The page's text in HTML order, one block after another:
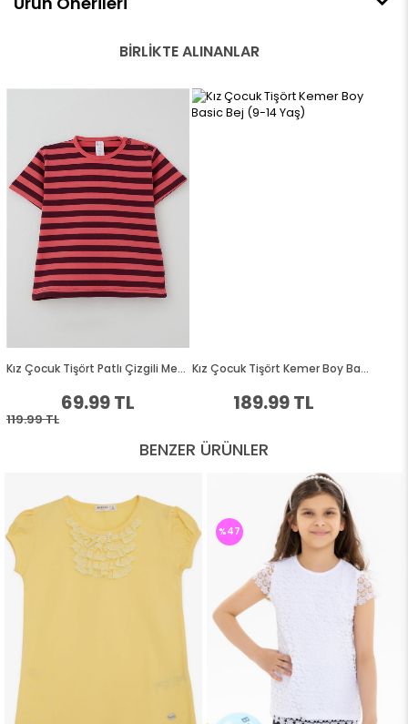
BENZER ÜRÜNLER
%47